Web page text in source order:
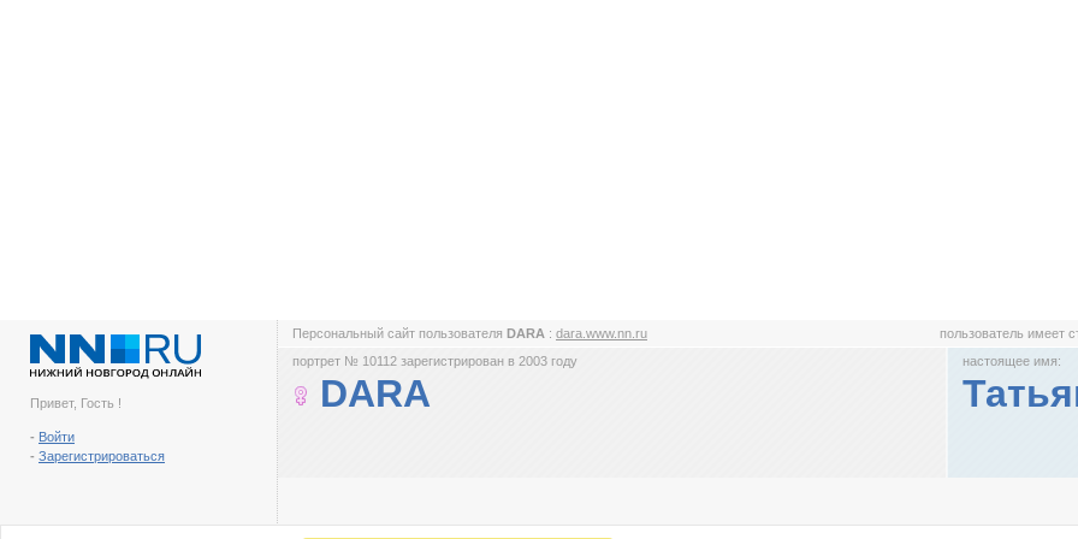
Привет, Гость !
- Войти
- Зарегистрироваться
Персональный сайт пользователя DARA : dara.www.nn.ru пользователь имеет
портрет № 10112 зарегистрирован в 2003 году
DARA
настоящее имя: